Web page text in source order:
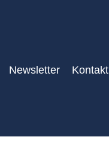
Newsletter Kontakt